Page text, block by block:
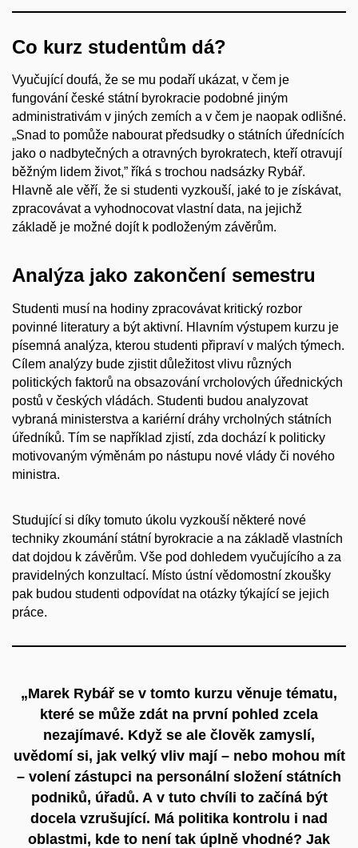
Co kurz studentům dá?
Vyučující doufá, že se mu podaří ukázat, v čem je
fungování české státní byrokracie podobné jiným
administrativám v jiných zemích a v čem je naopak odlišné.
„Snad to pomůže nabourat předsudky o státních úřednících
jako o nadbytečných a otravných byrokratech, kteří otravují
běžným lidem život,” říká s trochou nadsázky Rybář.
Hlavně ale věří, že si studenti vyzkouší, jaké to je získávat,
zpracovávat a vyhodnocovat vlastní data, na jejichž
základě je možné dojít k podloženým závěrům.
Analýza jako zakončení semestru
Studenti musí na hodiny zpracovávat kritický rozbor
povinné literatury a být aktivní. Hlavním výstupem kurzu je
písemná analýza, kterou studenti připraví v malých týmech.
Cílem analýzy bude zjistit důležitost vlivu různých
politických faktorů na obsazování vrcholových úřednických
postů v českých vládách. Studenti budou analyzovat
vybraná ministerstva a kariérní dráhy vrcholných státních
úředníků. Tím se například zjistí, zda dochází k politicky
motivovaným výměnám po nástupu nové vlády či nového
ministra.
Studující si díky tomuto úkolu vyzkouší některé nové
techniky zkoumání státní byrokracie a na základě vlastních
dat dojdou k závěrům. Vše pod dohledem vyučujícího a za
pravidelných konzultací. Místo ústní vědomostní zkoušky
pak budou studenti odpovídat na otázky týkající se jejich
práce.
„Marek Rybář se v tomto kurzu věnuje tématu,
které se může zdát na první pohled zcela
nezajímavé. Když se ale člověk zamyslí,
uvědomí si, jak velký vliv mají – nebo mohou mít
– volení zástupci na personální složení státních
podniků, úřadů. A v tuto chvíli to začíná být
docela vzrušující. Má politika kontrolu i nad
oblastmi, kde to není tak úplně vhodné? Jak